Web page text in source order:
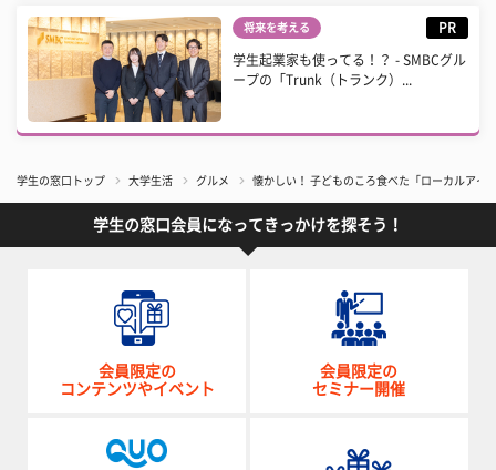
将来を考える PR
学生起業家も使ってる！？ - SMBCグル
ープの「Trunk（トランク）...
学生の窓口トップ 大学生活 グルメ 懐かしい！ 子どものころ食べた「ローカルアイ
学生の窓口会員になってきっかけを探そう！
会員限定の
コンテンツやイベント
会員限定の
セミナー開催